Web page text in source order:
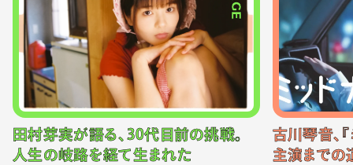
田村芽実が語る、30代目前の挑戦。
人生の岐路を経て生まれた
古川琴音、
主演までの